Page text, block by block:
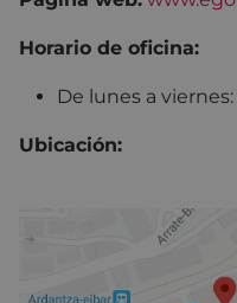
Horario de oficina:
De lunes a
Ubicación: